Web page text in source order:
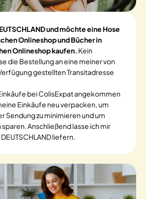
und möchte eine Hose
Onlineshop und Bücher in
Onlineshop kaufen. Kein
die Bestellung an eine meiner von
gestellten Transitadresse
bei ColisExpat angekommen
Einkäufe neu verpacken, um
Sendung zu minimieren und um
Anschließend lasse ich mir
liefern.